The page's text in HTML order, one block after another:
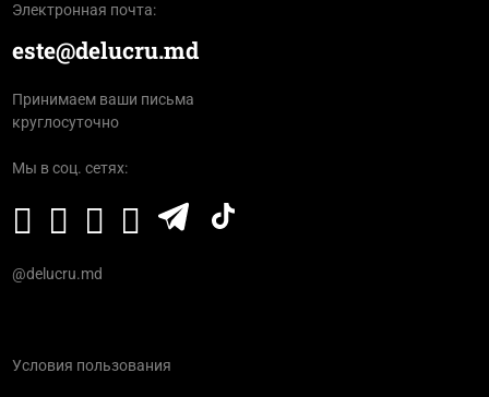
Электронная почта:
este@delucru.md
Принимаем ваши письма
круглосуточно
Мы в соц. сетях:
@delucru.md
Условия пользования